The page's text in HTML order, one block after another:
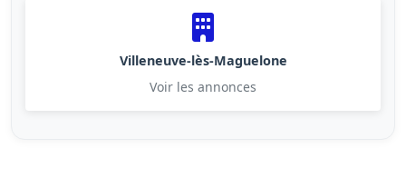
Villeneuve-lès-Maguelone
Voir les annonces